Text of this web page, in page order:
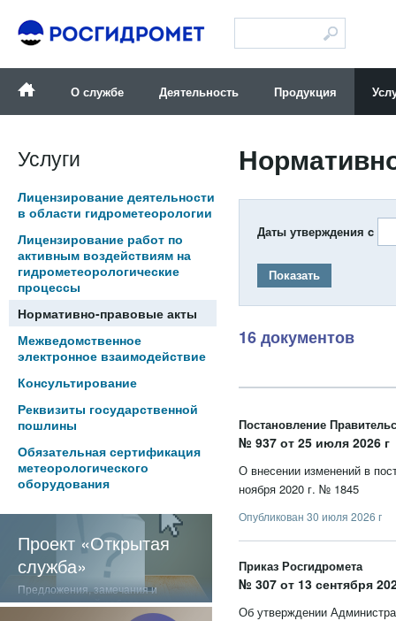
О службе Деятельность Продукция
Услуги
Лицензирование деятельности
в области гидрометеорологии
Лицензирование работ по
активным воздействиям на
гидрометеорологические
процессы
Нормативно-правовые акты
Межведомственное
электронное взаимодействие
Консультирование
Реквизиты государственной
пошлины
Обязательная сертификация
метеорологического
оборудования
Проект «Открытая
служба»
Предложения, замечания и
отзывы о нашей работе
Даты утверждения c
Показать
16 документов
Постановление
№ 937 от 25 июля 2026 г
О внесении изменений в
ноября 2020 г. № 1845
Опубликован 30 июля 2026 г
Приказ Росгидромета
№ 307 от 13 сентября
Об утверждении